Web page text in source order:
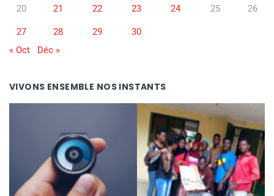
20 21 22 23 24 25 26
27 28 29
30
« Oct
Déc »
VIVONS ENSEMBLE NOS INSTANTS